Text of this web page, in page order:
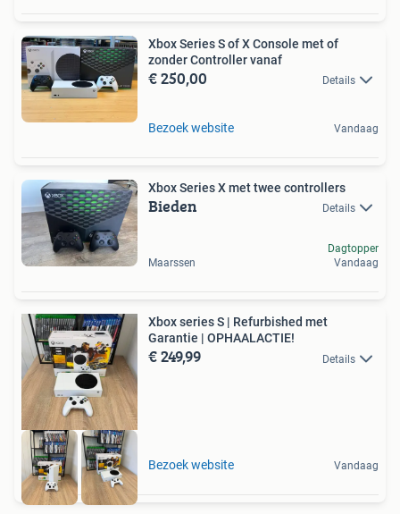
Xbox Series S of X Console met of
zonder Controller vanaf
€ 250,00 Details
Bezoek website Vandaag
Xbox Series X met twee controllers
Bieden Details
Maarssen
Dagtopper
Vandaag
Xbox series S | Refurbished met
Garantie | OPHAALACTIE!
€ 249,99 Details
Bezoek website Vandaag